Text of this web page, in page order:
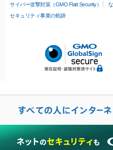
サイバー攻撃対策（GMO Flatt Security）
セキュリティ事業の軌跡